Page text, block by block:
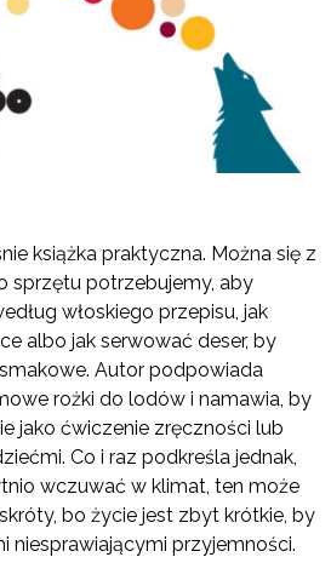
książka praktyczna. Można się z
sprzętu potrzebujemy, aby
włoskiego przepisu, jak
albo jak serwować deser, by
Autor podpowiada
rożki do lodów i namawia, by
jako ćwiczenie zręczności lub
Co i raz podkreśla jednak,
wczuwać w klimat, ten może
bo życie jest zbyt krótkie, by
niesprawiającymi przyjemności.